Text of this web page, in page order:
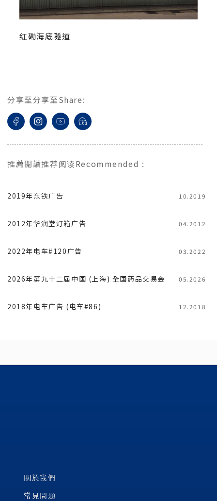
红磡海底隧道
分享至分享至Share:
推薦閱讀推荐阅读Recommended :
2019年东铁广告 10.2019
2012年华润堂灯箱广告 04.2012
2022年电车#120广告 03.2022
2026年第九十二届中国 (上海) 全国药品交易会 05.2026
2018年电车广告 (电车#86) 12.2018
關於我們
常見問題